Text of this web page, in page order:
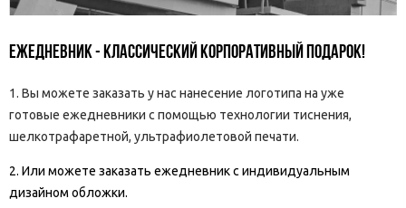
Ежедневник - классический корпоративный подарок!
1. Вы можете заказать у нас нанесение логотипа на уже
готовые ежедневники с помощью технологии тиснения,
шелкотрафаретной, ультрафиолетовой печати.
2. Или можете заказать ежедневник с индивидуальным
дизайном обложки.